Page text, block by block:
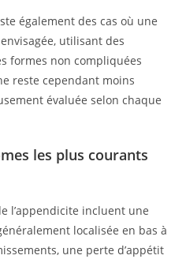
également des cas où une
utilisant des
formes non compliquées
reste cependant moins
évaluée selon chaque
les plus courants
l’appendicite incluent une
localisée en bas à
une perte d’appétit